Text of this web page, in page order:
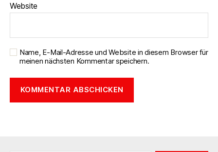
Website
Name, E-Mail-Adresse und Website in diesem Browser für
meinen nächsten Kommentar speichern.